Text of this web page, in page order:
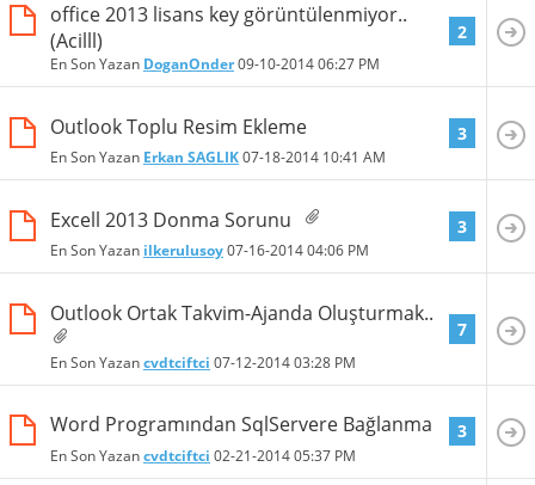
office 2013 lisans key görüntülenmiyor..
(Acilll)
En Son Yazan DoganOnder09-10-201406:27 PM
2
Outlook Toplu Resim Ekleme
En Son Yazan Erkan SAGLIK07-18-2014 10:41 AM
3
Excell 2013 Donma Sorunu
En Son Yazan ilkerulusoy07-16-201404:06 PM
3
Outlook Ortak Takvim-Ajanda Oluşturmak..
En Son Yazancvdtciftci 07-12-201403:28 PM
7
Word Programından SqlServere Bağlanma
En Son Yazancvdtciftci 02-21-201405:37 PM
3